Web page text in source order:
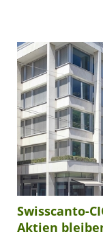
Swisscanto-
Aktien